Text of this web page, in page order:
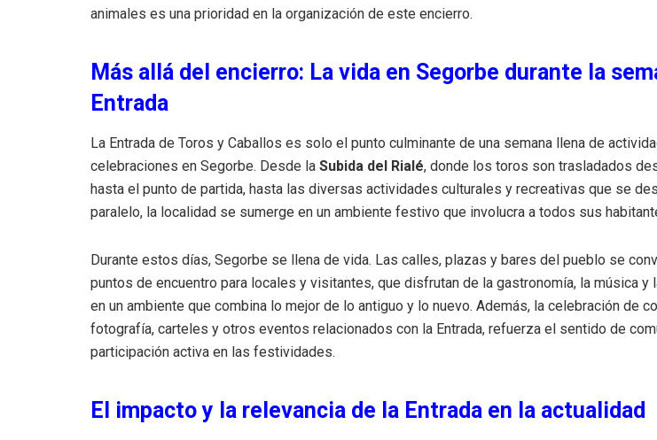
animales es una prioridad en la organización de este encierro.
Más allá del encierro: La vida en Segorbe durante la
Entrada
La Entrada de Toros y Caballos es solo el punto culminante de una semana llena de
celebraciones en Segorbe. Desde la Subida del Rialé, donde los toros son trasladados
hasta el punto de partida, hasta las diversas actividades culturales y recreativas que se
paralelo, la localidad se sumerge en un ambiente festivo que involucra a todos sus
Durante estos días, Segorbe se llena de vida. Las calles, plazas y bares del pueblo se
puntos de encuentro para locales y visitantes, que disfrutan de la gastronomía, la música y
en un ambiente que combina lo mejor de lo antiguo y lo nuevo. Además, la celebración de
fotografía, carteles y otros eventos relacionados con la Entrada, refuerza el sentido de
participación activa en las festividades.
El impacto y la relevancia de la Entrada en la actualidad